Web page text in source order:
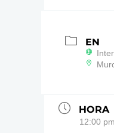
EN
HORA
12:00